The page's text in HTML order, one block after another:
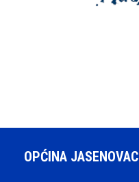
OPĆINA JASENOVAC